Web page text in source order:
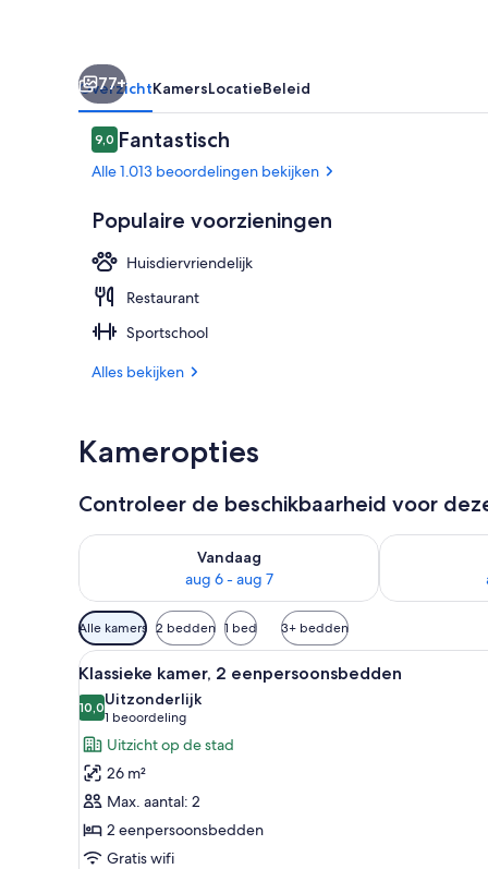
77+
OverzichtKamersLocatieBeleid
Beoordelingen
9,09,0 op 10 –
Fantastisch
Alle 1.013 beoordelingen bekijken
Populaire voorzieningen
Huisdiervriendelijk
Restaurant
Sportschool
Alles bekijken
Kameropties
Controleer de beschikbaarheid voor
Vandaag
aug 6 - aug 7
De beschikbaarheid controleren voor vanavond aug
De
Beschikbare
filters
voor
kamers
Alle kamers 2 bedden 1 bed 3+ bedden
Alle
foto's
voor
Klassieke
kamer,
2
eenpersoonsbedden
laden
Een hotelkamer met twee
6
Klassieke kamer, 2 eenpersoonsbedden
10,010,0 van 10
Uitzonderlijk
1 beoordeling
(1
beoordeling)
Uitzicht op de stad
26 m²
Max. aantal: 2
2 eenpersoonsbedden
Gratis wifi